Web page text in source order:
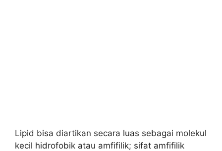
Lipid bisa diartikan secara luas sebagai molekul
kecil hidrofobik atau amfifilik; sifat amfifilik